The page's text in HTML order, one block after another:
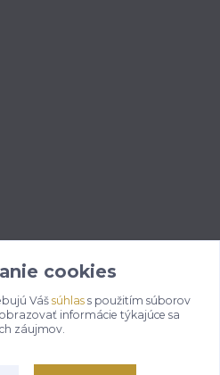
cookies
Váš súhlass použitím súborov
informácie týkajúce sa
záujmov.